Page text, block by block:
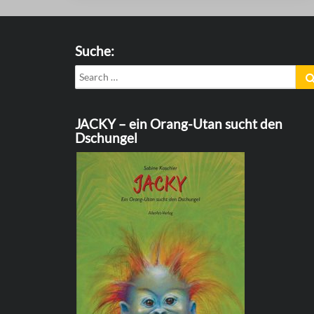
Suche:
Search
for:
JACKY – ein Orang-Utan sucht den
Dschungel